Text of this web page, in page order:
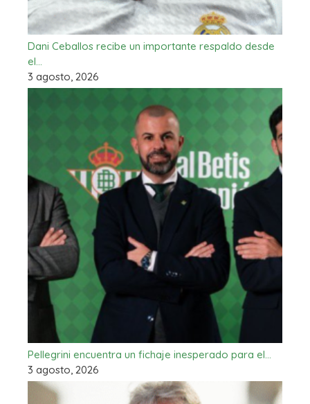
Dani Ceballos recibe un importante respaldo desde
el…
3 agosto, 2026
Pellegrini encuentra un fichaje inesperado para el…
3 agosto, 2026